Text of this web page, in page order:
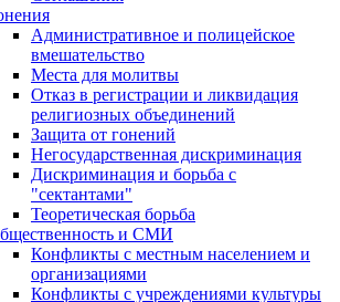
Административное и полицейское
вмешательство
Места для молитвы
Отказ в регистрации и ликвидация
религиозных объединений
Защита от гонений
Негосударственная дискриминация
Дискриминация и борьба с
"сектантами"
Теоретическая борьба
и СМИ
Конфликты с местным населением и
организациями
Конфликты с учреждениями культуры